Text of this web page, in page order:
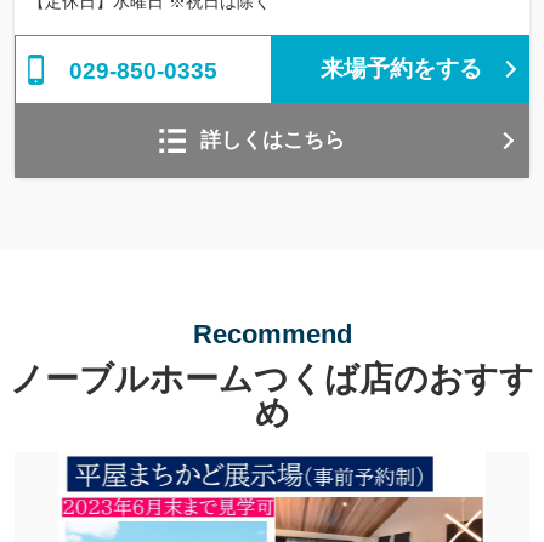
029-850-0335 来場予約をする
詳しくはこちら
Recommend
ノーブルホームつくば店のおすす
め